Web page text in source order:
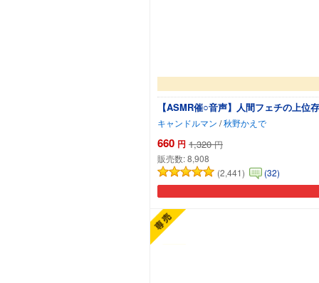
【ASMR催○音声】人間フェチの上
キャンドルマン /秋野かえで
660 円 1,320 円
販売数:8,908
(2,441)
(32)